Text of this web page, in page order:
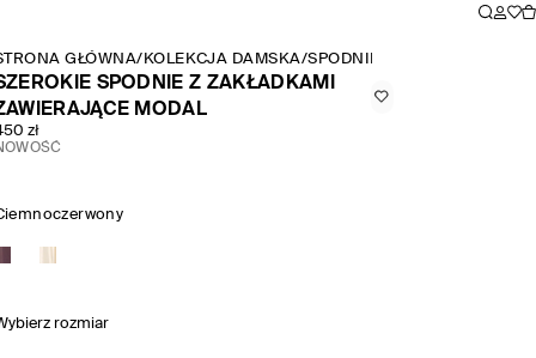
GŁÓWNA/ KOLEKCJA DAMSKA/SPODNIE
SPODNIE Z ZAKŁADKAMI
MODAL
zł
rozmiar